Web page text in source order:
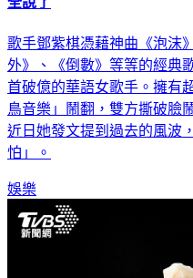
歌手鄧紫棋憑藉神曲《泡沫
外》、《倒數》等等的經典
首破億的華語女歌手。擁有
鳥音樂」鬧翻，雙方撕破臉
近日她發文提到過去的風波
怕」。
娛樂